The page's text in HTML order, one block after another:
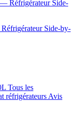
Side-by-
Tous les
réfrigérateurs Avis